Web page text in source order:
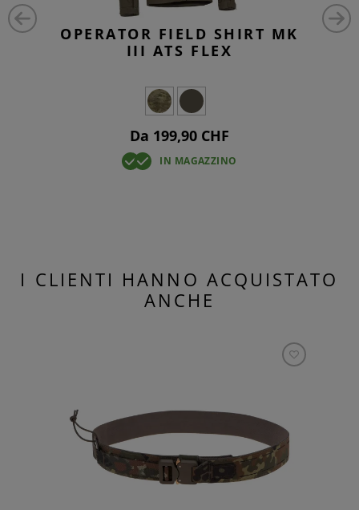
OPERATOR FIELD SHIRT MK
III ATS FLEX
Da 199,90 CHF
IN MAGAZZINO
I CLIENTI HANNO ACQUISTATO
ANCHE